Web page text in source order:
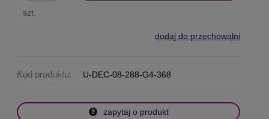
szt.
dodaj do przechowalni
Kod produktu: U-DEC-08-288-G4-368
zapytaj o produkt